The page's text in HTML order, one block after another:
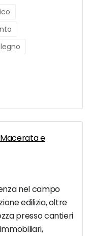
e
nel campo
edilizia, oltre
presso cantieri